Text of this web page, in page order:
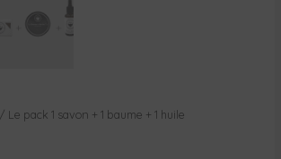
/ Le pack 1 savon + 1 baume + 1 huile